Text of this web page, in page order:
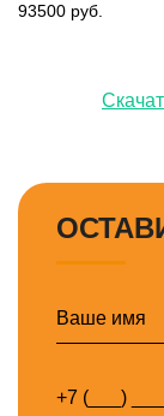
93500 руб.